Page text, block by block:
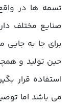
تسمه ها در
صنایع مختلف
برای جا به جایی
حین تولید و
استفاده قرار
می باشد اما